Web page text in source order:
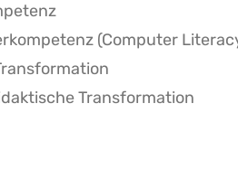
(Computer
Transformation